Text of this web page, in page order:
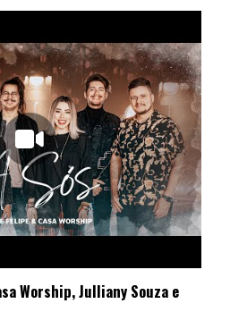
Worship, Julliany Souza e